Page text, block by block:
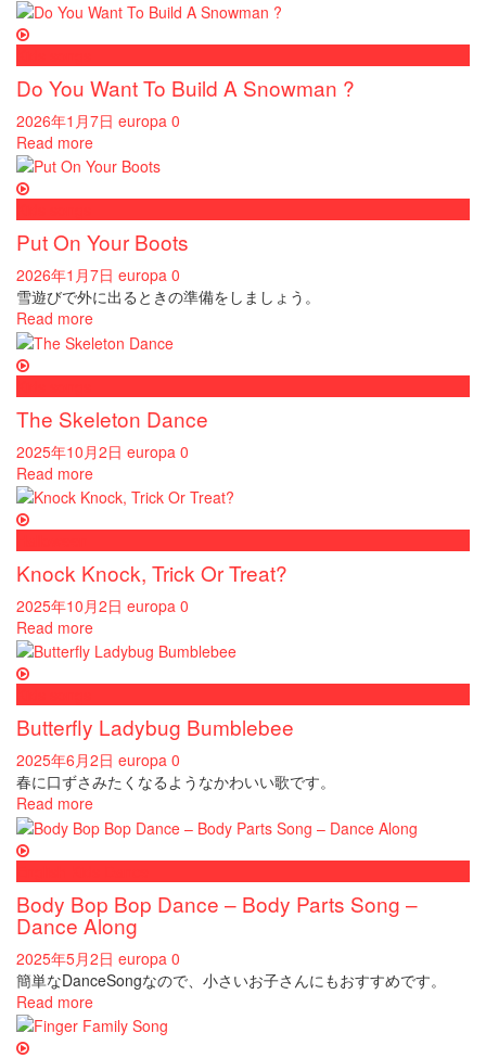
Do You Want To Build A Snowman ?
2026年1月7日 europa 0
Read more
Put On Your Boots
2026年1月7日 europa 0
雪遊びで外に出るときの準備をしましょう。
Read more
The Skeleton Dance
2025年10月2日 europa 0
Read more
Knock Knock, Trick Or Treat?
2025年10月2日 europa 0
Read more
Butterfly Ladybug Bumblebee
2025年6月2日 europa 0
春に口ずさみたくなるようなかわいい歌です。
Read more
Body Bop Bop Dance – Body Parts Song –
Dance Along
2025年5月2日 europa 0
簡単なDanceSongなので、小さいお子さんにもおすすめです。
Read more